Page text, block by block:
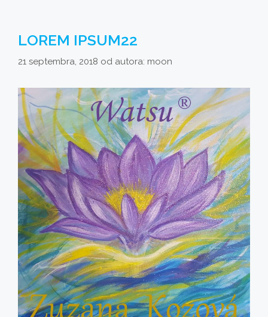
LOREM IPSUM22
21 septembra, 2018 od autora: moon